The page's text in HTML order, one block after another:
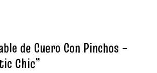
de Cuero Con Pinchos –
Chic”